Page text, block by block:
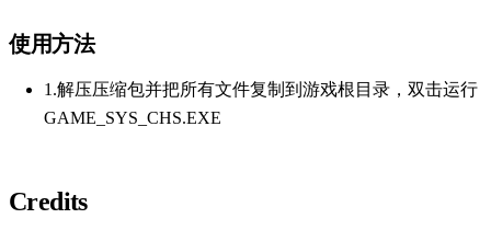
使用方法
1.解压压缩包并把所有文件复制到游戏根目录，双击运行
GAME_SYS_CHS.EXE
Credits